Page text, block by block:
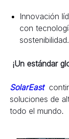
Innovación
con
sostenibilidad.
¡Un estándar
SolarEast
soluciones de
todo el mundo.